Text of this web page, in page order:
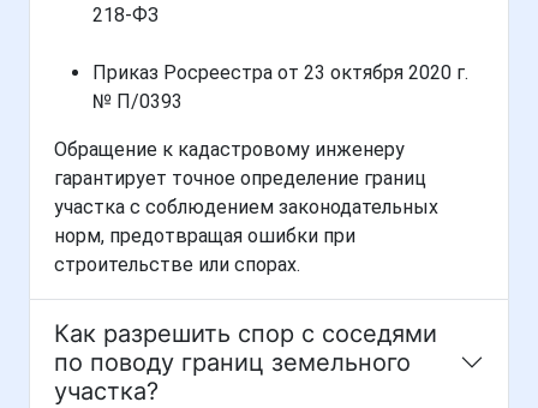
218-ФЗ
Приказ Росреестра от 23 октября 2020 г.
№ П/0393
Обращение к кадастровому инженеру
гарантирует точное определение границ
участка с соблюдением законодательных
норм, предотвращая ошибки при
строительстве или спорах.
Как разрешить спор с соседями
по поводу границ земельного
участка?